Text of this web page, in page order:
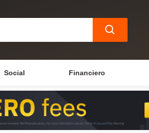
Social Financiero